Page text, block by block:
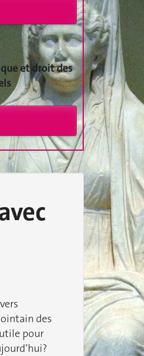
et droit des
des
pour